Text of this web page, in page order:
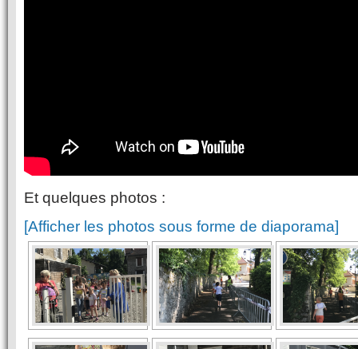
Et quelques photos :
[Afficher les photos sous forme de diaporama]